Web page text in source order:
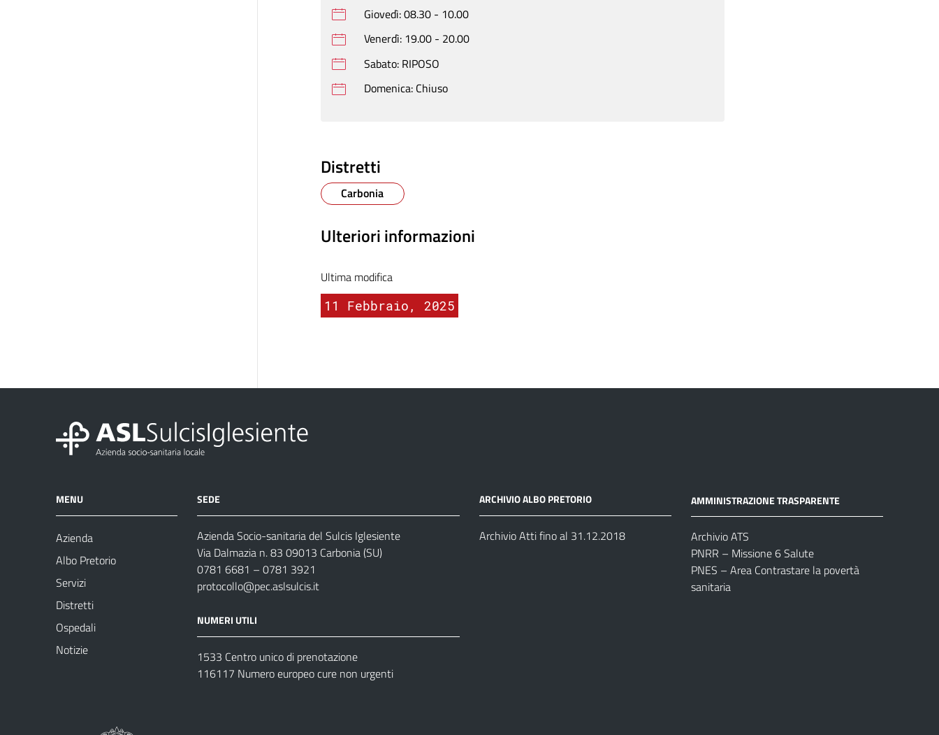
Giovedì: 08.30 - 10.00
Venerdì: 19.00 - 20.00
Sabato: RIPOSO
Domenica: Chiuso
Distretti
Carbonia
Ulteriori informazioni
Ultima modifica
11 Febbraio, 2025
MENU
Azienda
Albo Pretorio
Servizi
Distretti
Ospedali
Notizie
SEDE
Azienda Socio-sanitaria del Sulcis Iglesiente
Via Dalmazia n. 83 09013 Carbonia (SU)
0781 6681 – 0781 3921
protocollo@pec.aslsulcis.it
NUMERI UTILI
1533 Centro unico di prenotazione
116117 Numero europeo cure non urgenti
ARCHIVIO ALBO PRETORIO
Archivio Atti fino al 31.12.2018
AMMINISTRAZIONE TRASPARENTE
Archivio ATS
PNRR – Missione 6 Salute
PNES – Area Contrastare la povertà
sanitaria